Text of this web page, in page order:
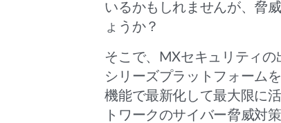
いるかもしれませんが、脅
ょうか？
そこで、MXセキュリティ
シリーズプラットフォーム
機能で最新化して最大限に
トワークのサイバー脅威対